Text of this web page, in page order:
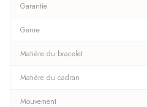
Garantie
Genre
Matière du bracelet
Matière du cadran
Mouvement